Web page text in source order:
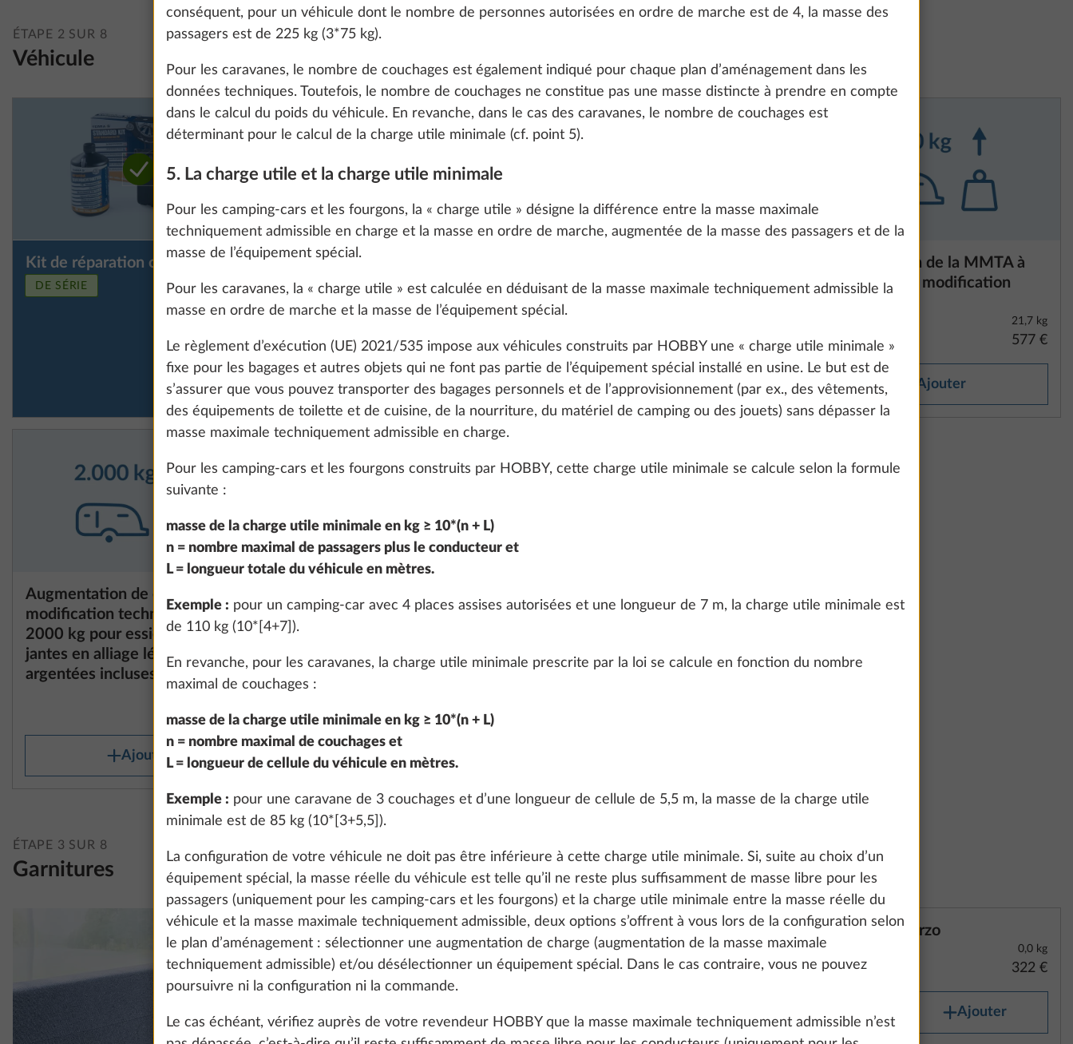
ÉTAPE 2 SUR 8
Véhicule
Kit de réparation crevaison Plus d’informations
DE SÉRIE
Roue de secours avec support
fixé sous le châssis, à la place
du kit de réparation
539 €
Ajouter
KNOTT ETS Plus
1 138 €
Ajouter
Augmentation de la MMTA à
1800 kg avec modification
21,7 kg
577 €
Ajouter
Augmentation de charge avec
modification technique à
2000 kg pour essieux simples,
jantes en alliage léger
argentées incluses
35,7 kg
1 275 €
Ajouter
2.000 kg avec modification
technique, pour simple essieu,
jantes alliage noires incluses
1 455 €
Ajouter
pour 2 vélos, charge utile
ÉTAPE 3 SUR 8
Garnitures
Puno Terzo
0,0 kg
322 €
Ajouter
conséquent, pour un véhicule dont le nombre de personnes autorisées en ordre de marche est de 4, la masse des
passagers est de 225 kg (3*75 kg).
Pour les caravanes, le nombre de couchages est également indiqué pour chaque plan d’aménagement dans les
données techniques. Toutefois, le nombre de couchages ne constitue pas une masse distincte à prendre en compte
dans le calcul du poids du véhicule. En revanche, dans le cas des caravanes, le nombre de couchages est
déterminant pour le calcul de la charge utile minimale (cf. point 5).
5. La charge utile et la charge utile minimale
Pour les camping-cars et les fourgons, la « charge utile » désigne la différence entre la masse maximale
techniquement admissible en charge et la masse en ordre de marche, augmentée de la masse des passagers et de la
masse de l’équipement spécial.
Pour les caravanes, la « charge utile » est calculée en déduisant de la masse maximale techniquement admissible la
masse en ordre de marche et la masse de l’équipement spécial.
Le règlement d’exécution (UE) 2021/535 impose aux véhicules construits par HOBBY une « charge utile minimale »
fixe pour les bagages et autres objets qui ne font pas partie de l’équipement spécial installé en usine. Le but est de
s’assurer que vous pouvez transporter des bagages personnels et de l’approvisionnement (par ex., des vêtements,
des équipements de toilette et de cuisine, de la nourriture, du matériel de camping ou des jouets) sans dépasser la
masse maximale techniquement admissible en charge.
Pour les camping-cars et les fourgons construits par HOBBY, cette charge utile minimale se calcule selon la formule
suivante :
masse de la charge utile minimale en kg ≥ 10*(n + L)
n = nombre maximal de passagers plus le conducteur et
L = longueur totale du véhicule en mètres.
Exemple : pour un camping-car avec 4 places assises autorisées et une longueur de 7 m, la charge utile minimale est
de 110 kg (10*[4+7]).
En revanche, pour les caravanes, la charge utile minimale prescrite par la loi se calcule en fonction du nombre
maximal de couchages :
masse de la charge utile minimale en kg ≥ 10*(n + L)
n = nombre maximal de couchages et
L = longueur de cellule du véhicule en mètres.
Exemple : pour une caravane de 3 couchages et d’une longueur de cellule de 5,5 m, la masse de la charge utile
minimale est de 85 kg (10*[3+5,5]).
La configuration de votre véhicule ne doit pas être inférieure à cette charge utile minimale. Si, suite au choix d’un
équipement spécial, la masse réelle du véhicule est telle qu’il ne reste plus suffisamment de masse libre pour les
passagers (uniquement pour les camping-cars et les fourgons) et la charge utile minimale entre la masse réelle du
véhicule et la masse maximale techniquement admissible, deux options s’offrent à vous lors de la configuration selon
le plan d’aménagement : sélectionner une augmentation de charge (augmentation de la masse maximale
techniquement admissible) et/ou désélectionner un équipement spécial. Dans le cas contraire, vous ne pouvez
poursuivre ni la configuration ni la commande.
Le cas échéant, vérifiez auprès de votre revendeur HOBBY que la masse maximale techniquement admissible n’est